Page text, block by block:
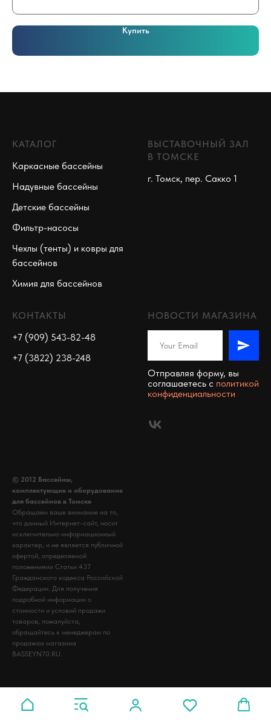
Купить
КАТАЛОГ
Каркасные бассейны
Надувные бассейны
Детские бассейны
Фильтр-насосы
Чехлы (тенты) и ковры для
бассейнов
Химия для бассейнов
ВЫСТАВОЧНЫЙ ЗАЛ
В ТОМСКЕ
г. Томск, пер. Сакко 1
КОНТАКТЫ
+7 (909) 543-82-48
+7 (3822) 238-248
НОВОСТИ МАГАЗИНА
Отправляя форму, вы
соглашаетесь c политикой
конфиденциальности
© 2012 Бассейны,
комплектующие и оборудование
для бассейнов в Томске
Обращаем ваше внимание на то,
что данный Интернет-сайт, носит
исключительно информационный
характер, и не является публичной
офертой, определяемой
положениями Статьи 437
Гражданского кодекса Российской
Федерации. Для получения
подробной информации о
стоимости и условий продажи
товаров, пожалуйста,
обращайтесь к менеджерам по
продажам магазина
BASSEYN70.RU.